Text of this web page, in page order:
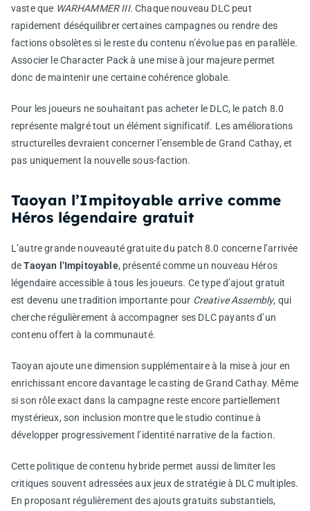
vaste que WARHAMMER III. Chaque nouveau DLC peut
rapidement déséquilibrer certaines campagnes ou rendre des
factions obsolètes si le reste du contenu n’évolue pas en parallèle.
Associer le Character Pack à une mise à jour majeure permet
donc de maintenir une certaine cohérence globale.
Pour les joueurs ne souhaitant pas acheter le DLC, le patch 8.0
représente malgré tout un élément significatif. Les améliorations
structurelles devraient concerner l’ensemble de Grand Cathay, et
pas uniquement la nouvelle sous-faction.
Taoyan l’Impitoyable arrive comme
Héros légendaire gratuit
L’autre grande nouveauté gratuite du patch 8.0 concerne l’arrivée
deTaoyan l’Impitoyable, présenté comme un nouveau Héros
légendaire accessible à tous les joueurs. Ce type d’ajout gratuit
est devenu une tradition importante pour Creative Assembly, qui
cherche régulièrement à accompagner ses DLC payants d’un
contenu offert à la communauté.
Taoyan ajoute une dimension supplémentaire à la mise à jour en
enrichissant encore davantage le casting de Grand Cathay. Même
si son rôle exact dans la campagne reste encore partiellement
mystérieux, son inclusion montre que le studio continue à
développer progressivement l’identité narrative de la faction.
Cette politique de contenu hybride permet aussi de limiter les
critiques souvent adressées aux jeux de stratégie à DLC multiples.
En proposant régulièrement des ajouts gratuits substantiels,